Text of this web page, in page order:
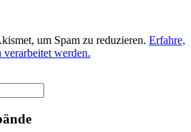
um Spam zu reduzieren. Erfahre,
werden.